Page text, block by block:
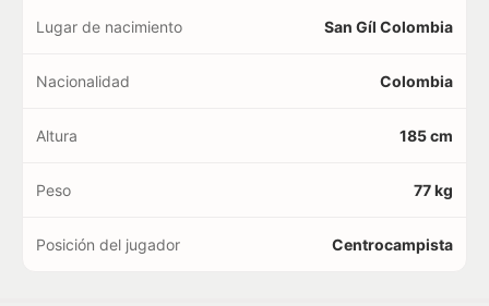
Lugar de nacimiento San Gíl Colombia
Nacionalidad Colombia
Altura 185 cm
Peso 77 kg
Posición del jugador Centrocampista